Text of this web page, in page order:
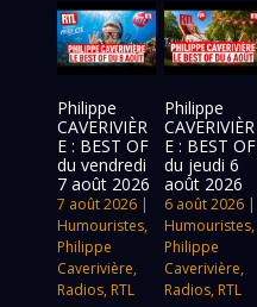
Philippe
CAVERIVIÈR
E : BEST OF
du vendredi
7 août 2026
7 août 2026 |
Humouristes,
Philippe
Caverivière,
Radios, RTL
Philippe
CAVERIVIÈR
E : BEST OF
du jeudi 6
août 2026
6 août 2026|
Humouristes,
Philippe
Caverivière,
Radios, RTL